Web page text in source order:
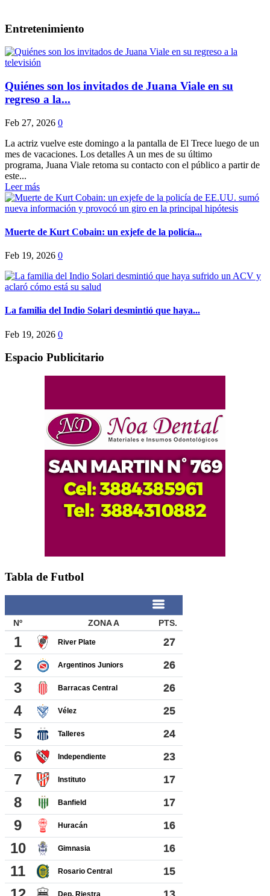
Entretenimiento
Quiénes son los invitados de Juana Viale en su
regreso a la...
Feb 27, 2026 0
La actriz vuelve este domingo a la pantalla de El Trece luego de un
mes de vacaciones. Los detalles A un mes de su último
programa, Juana Viale retoma su contacto con el público a partir de
este...
Leer más
Muerte de Kurt Cobain: un exjefe de la policía...
Feb 19, 2026 0
La familia del Indio Solari desmintió que haya...
Feb 19, 2026 0
Espacio Publicitario
Tabla de Futbol